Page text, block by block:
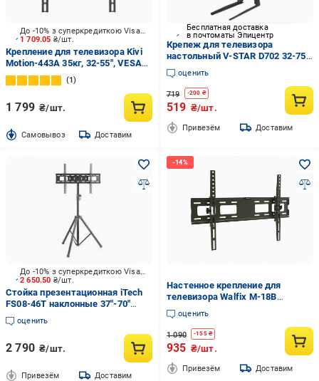
1 709.05 ₴/шт.
До -10% з суперкредиткою Visa Вигода
Крепление для телевизора Kivi
Motion-443A 35кг, 32-55", VESA
75х75-400х400 поворотно-
наклонные черный
1
1 799 ₴/шт.
Cамовывоз Доставим
Бесплатная доставка
в почтоматы Эпицентр
Крепеж для телевизора
настольный V-STAR D702 32-75"
(8011)
оценить
719 -200 ₴
519 ₴/шт.
Привезём Доставим
2 650.50 ₴/шт.
До -10% з суперкредиткою Visa Вигода
Стойка презентационная iTech
FS08-46T наклонные 37"-70"
черный
оценить
2 790 ₴/шт.
Привезём Доставим
Настенное крепление для
телевизора Walfix M-18B
наклонное Черный (M0289)
оценить
1 090 -155₴
935 ₴/шт.
Привезём Доставим